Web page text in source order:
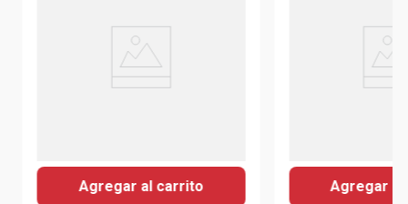
Agregar al carrito Agregar